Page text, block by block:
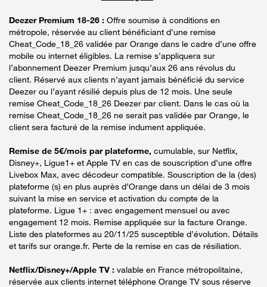
Deezer Premium 18-26 : Offre soumise à conditions en
métropole, réservée au client bénéficiant d’une remise
Cheat_Code_18_26 validée par Orange dans le cadre d’une offre
mobile ou internet éligibles. La remise s’appliquera sur
l’abonnement Deezer Premium jusqu’aux 26 ans révolus du
client. Réservé aux clients n’ayant jamais bénéficié du service
Deezer ou l’ayant résilié depuis plus de 12 mois. Une seule
remise Cheat_Code_18_26 Deezer par client. Dans le cas où la
remise Cheat_Code_18_26 ne serait pas validée par Orange, le
client sera facturé de la remise indument appliquée.
Remise de 5€/mois par plateforme, cumulable, sur Netflix,
Disney+, Ligue1+ et Apple TV en cas de souscription d’une offre
Livebox Max, avec décodeur compatible. Souscription de la (des)
plateforme (s) en plus auprès d’Orange dans un délai de 3 mois
suivant la mise en service et activation du compte de la
plateforme. Ligue 1+ : avec engagement mensuel ou avec
engagement 12 mois. Remise appliquée sur la facture Orange.
Liste des plateformes au 20/11/25 susceptible d’évolution. Détails
et tarifs sur orange.fr. Perte de la remise en cas de résiliation.
Netflix/Disney+/Apple TV : valable en France métropolitaine,
réservée aux clients internet téléphone Orange TV sous réserve